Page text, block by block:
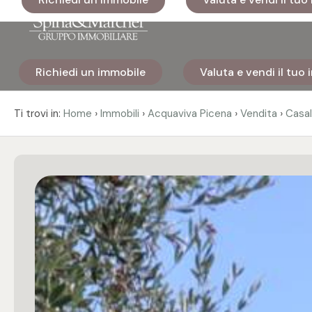
Richiedi un immobile Valuta e vendi il tuo
Ti trovi in: Home › Immobili › Acquaviva Picena › Vendita ›
Immobili
I nostri
cantieri
Immobili
di lusso
Cosa
facciamo
Codice
Contratto
Vendita
Affitto
Scegli
dove